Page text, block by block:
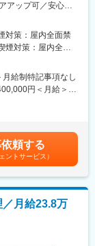
制、設備を整備し
贈呈されます。
10.8時間でワーク
り、さらに2年連続
得支援（受験料全額
。
アップ可／安心の
宇宙機器等の設計
帯電話、ノート
造装置など他多数
しています。受講
呈されます。
維持できるよう、
きちんとフォロー
リアや人生設計の
合い、技術者の希
対策：屋内全面禁
煙対策：屋内全面
給制特記事項なし
円＜月給＞
給です。■昇給年1
経験5年)、年収595
金額であり、選考
)は固定手当を含め
頼する
ントサービス）
月給23.8万